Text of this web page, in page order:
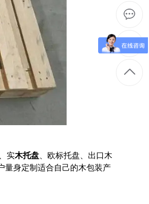
、实木托盘 、欧标托盘、出口木
量身定制适合自己的木包装产